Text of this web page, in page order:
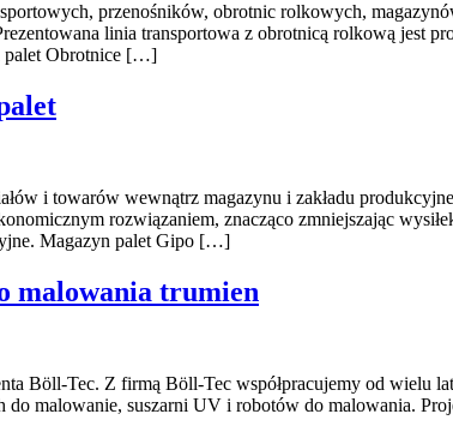
przenośników, obrotnic rolkowych,
linia transportowa z obrotnicą rolkową jest
palet Obrotnice […]
i towarów wewnątrz magazynu i zakładu
rozwiązaniem, znacząco zmniejszając
Magazyn palet Gipo […]
malowania trumien
Böll-Tec. Z firmą Böll-Tec współpracujemy od wielu
malowanie, suszarni UV i robotów do malowania.